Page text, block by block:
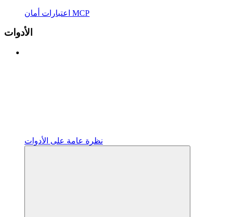
اعتبارات أمان MCP
الأدوات
نظرة عامة على الأدوات